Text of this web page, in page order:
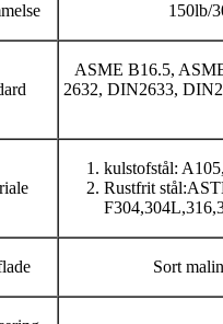
150lb/
ASME B16.5,
2632, DIN2633,
kulstofstål:
Rustfrit
Sort